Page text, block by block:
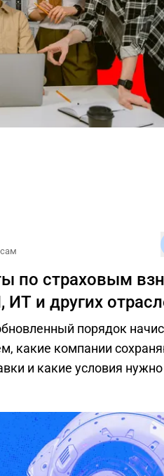
по страховым
и других
порядок
какие компании
и какие условия